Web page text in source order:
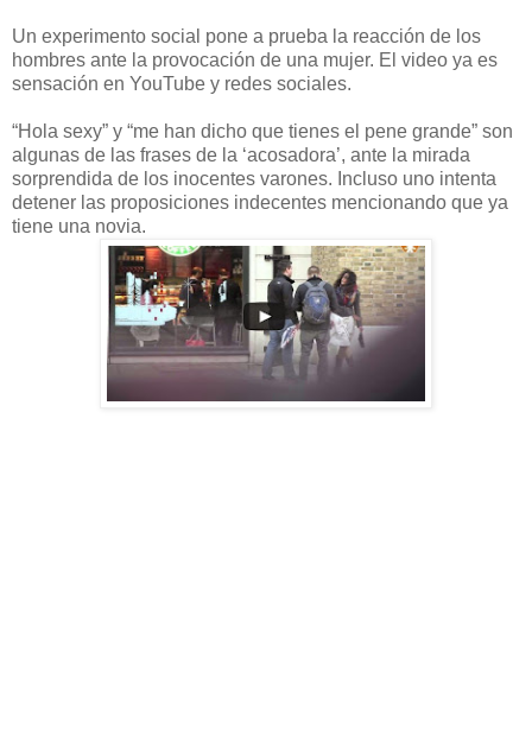
Un experimento social pone a prueba la reacción de los
hombres ante la provocación de una mujer. El video ya es
sensación en YouTube y redes sociales.
“Hola sexy” y “me han dicho que tienes el pene grande” son
algunas de las frases de la ‘acosadora’, ante la mirada
sorprendida de los inocentes varones. Incluso uno intenta
detener las proposiciones indecentes mencionando que ya
tiene una novia.